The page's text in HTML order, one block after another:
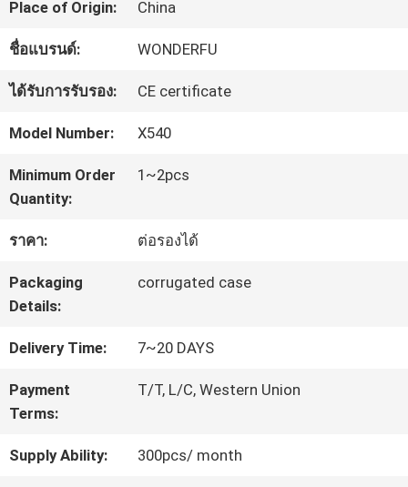
ติดต่อ
ข่าว
ขอ
ใบ
Place of Origin: China
ชื่อแบรนด์: WONDERFU
ได้รับการรับรอง: CE certificate
Model Number: X540
Minimum Order
Quantity:
1~2pcs
ราคา: ต่อรองได้
Packaging
Details:
corrugated case
Delivery Time: 7~20 DAYS
Payment
Terms:
T/T, L/C, Western Union
Supply Ability: 300pcs/ month